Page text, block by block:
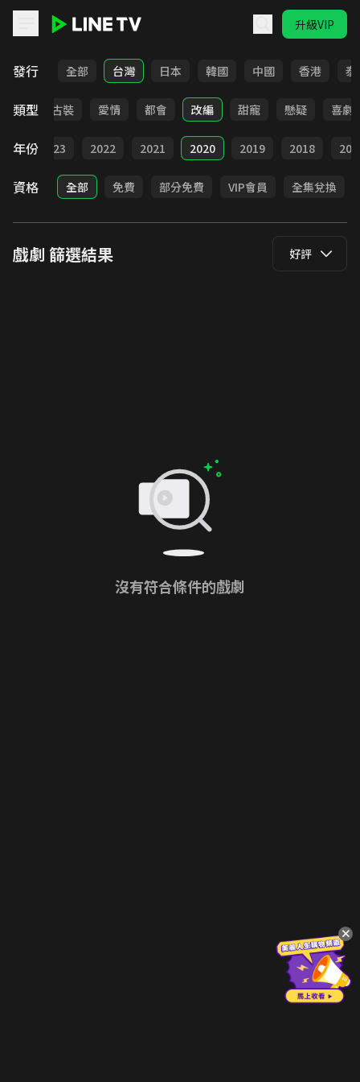
升級VIP
發行 全部 台灣 日本 韓國 中國 香港 泰
類型
家庭 古裝 愛情 都會 改編 甜寵 懸疑 喜劇
年份 2023 2022 2021 2020 2019 2018
資格 全部 免費 部分免費 VIP會員 全集兌換
戲劇 篩選結果 好評
沒有符合條件的戲劇